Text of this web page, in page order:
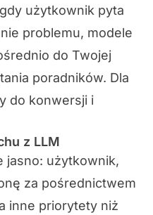
użytkownik pyta
problemu, modele
do Twojej
poradników. Dla
do konwersji i
z LLM
jasno: użytkownik,
za pośrednictwem
inne priorytety niż